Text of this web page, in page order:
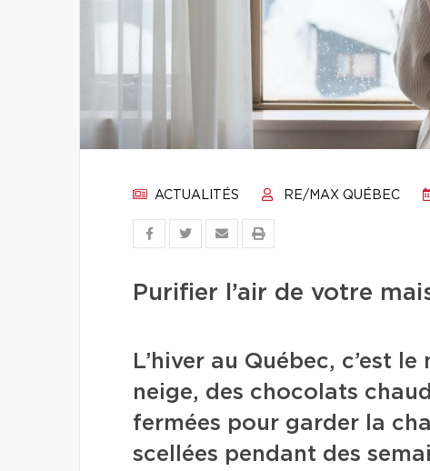
ACTUALITÉS RE/MAX QUÉBEC
Purifier l’air de votre
L’hiver au Québec, c’est
neige, des chocolats
fermées pour garder la
scellées pendant des